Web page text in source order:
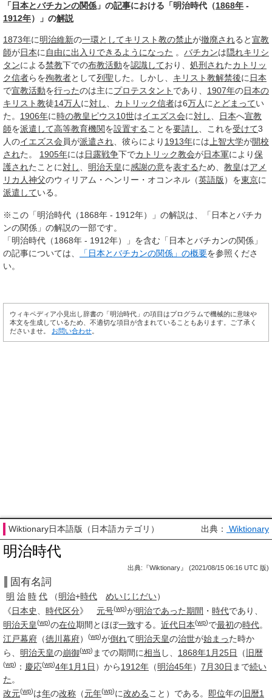
「 日本とバチカンの関係 」の記事における「明治時代（1868年 -
1912年）」の解説
1873年に明治維新の一環としてキリスト教の禁止が撤廃されると宣教
師が日本に 自由に出入りできる ようになった 。 バチカンは隠れキリシ
タンによる禁教下での布教活動を認識しており、 処刑されたカトリッ
ク信者らを殉教者として列聖 した。しかし、 キリスト教解禁後に 日本
で宣教活動を行ったのは主にプロテスタント であり、 1907年の日本の
キリスト教徒14万人 に対し カトリック信者は6万人 に とどまってい
た。 1906年に時の教皇 ピウス10世はイエズス会に対し 日本へ宣教
師を派遣して高等教育機関を設置する ことを要請し 、これを受けて3
人のイエズス会員が派遣され 、彼らにより 1913年には 上智大学が開校
された。 1905年には日露戦争下でカトリック教会が日本軍により保
護されたことに対し 明治天皇に感謝の意を表するため、 教皇はアメ
リカ人神父のウィリアム・ヘンリー・オコンネル（英語版）を東京に
派遣している。
※この「明治時代（1868年 - 1912年）」の解説は、「日本とバチカ
ンの関係」の解説の一部です。
「明治時代（1868年 - 1912年）」を含む「日本とバチカンの関係」
の記事については、
「日本とバチカンの関係」の概要を参照くださ
い。
ウィキペディア小見出し辞書の「明治時代」の項目はプログラムで機械的に意味や
本文を生成しているため、不適切な項目が含まれていることもあります。ご了承く
ださいませ。 お問い合わせ
Wiktionary日本語版（日本語カテゴリ） 出典： Wiktionary
明治時代
出典:『Wiktionary』 (2021/08/15 06:16 UTC 版)
固有名詞
明 治 時 代 （明治+時代 めいじじだい）
《日本史 時代区分》 元号(wp)が明治であった期間 ・ 時代であり、
明治天皇(wp)の在位期間とほぼ一致する。 近代日本(wp)で最初の時代。
江戸幕府 （徳川幕府） (wp)が倒れて明治天皇の治世が始まった時か
ら、 明治天皇の崩御(wp) までの期間に相当 し、 1868年1月25日 （ 旧暦
(wp) ： 慶応(wp)4年1月1日 ）から1912年 （明治45年） 7月30日 まで続い
た 。
改元(wp)は年の改称 （元年(wp)に改める こと）である。 即位年の 旧暦1